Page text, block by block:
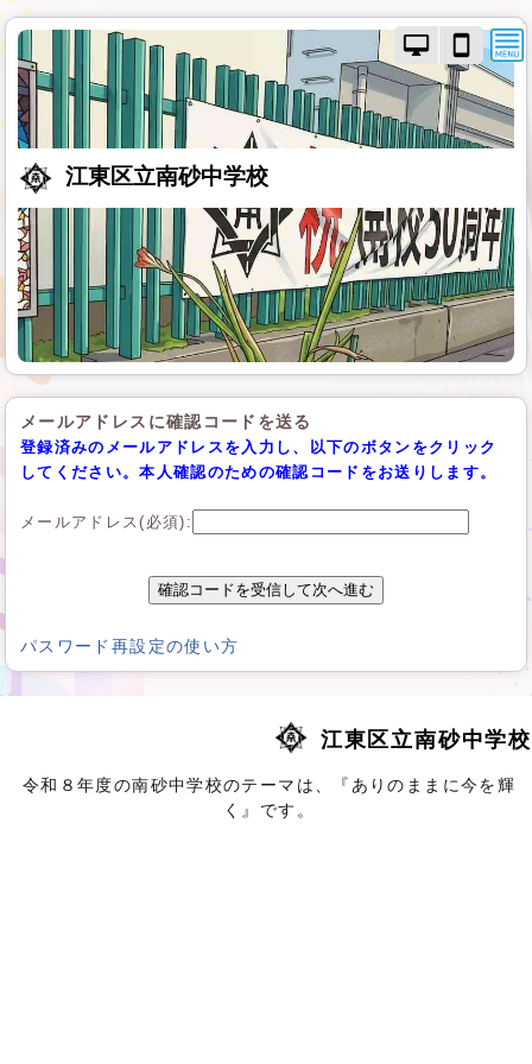
PC
モ
ー
ド
で
を
切
り
替
え
ス
マ
ー
ト
フ
モ
ー
ド
で
画
面
を
え
江東区立南砂中学校
メールアドレスに確認コードを送る
登録済みのメールアドレスを入力し、以下のボタンをクリック
してください。本人確認のための確認コードをお送りします。
メールアドレス(必須):
パスワード再設定の使い方
ウ
で
開
江東区立南砂中学校
令和８年度の南砂中学校のテーマは、『ありのままに今を輝
く』です。